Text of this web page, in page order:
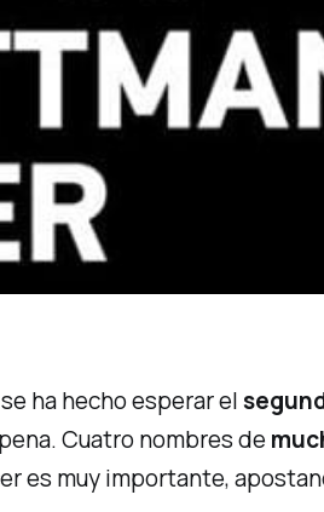
ha hecho esperar el
Cuatro nombres de
es muy importante,